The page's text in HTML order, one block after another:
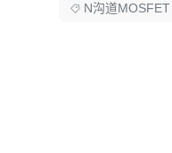
N沟道MOSFET